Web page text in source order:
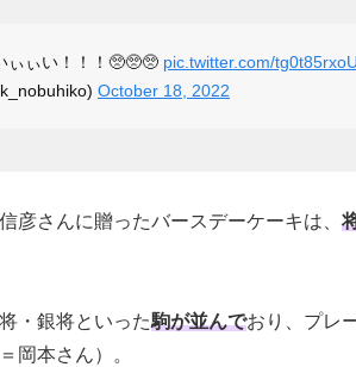
ぃぃい！！！🥺🥺🥺 pic.twitter.com/tg0t85rxoU
October 18, 2022
彦さんに贈ったバースデーケーキは、
・銀将といった駒が並んでおり、プレ
岡本さん）。